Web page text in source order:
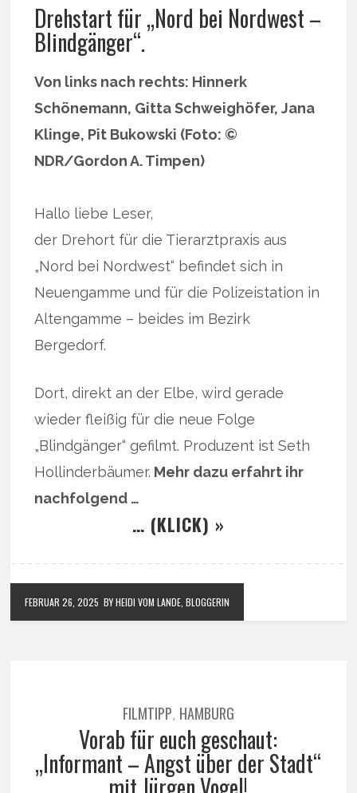
Drehstart für „Nord bei Nordwest –
Blindgänger“.
Von links nach rechts: Hinnerk
Schönemann, Gitta Schweighöfer, Jana
Klinge, Pit Bukowski (Foto: ©
NDR/Gordon A. Timpen)
Hallo liebe Leser,
der Drehort für die Tierarztpraxis aus
„Nord bei Nordwest“ befindet sich in
Neuengamme und für die Polizeistation in
Altengamme – beides im Bezirk
Bergedorf.
Dort, direkt an der Elbe, wird gerade
wieder fleißig für die neue Folge
„Blindgänger“ gefilmt. Produzent ist Seth
Hollinderbäumer. Mehr dazu erfahrt ihr
nachfolgend …
… (KLICK) »
FEBRUAR 26, 2025 BY HEIDI VOM LANDE, BLOGGERIN
FILMTIPP, HAMBURG
Vorab für euch geschaut:
„Informant – Angst über der Stadt“